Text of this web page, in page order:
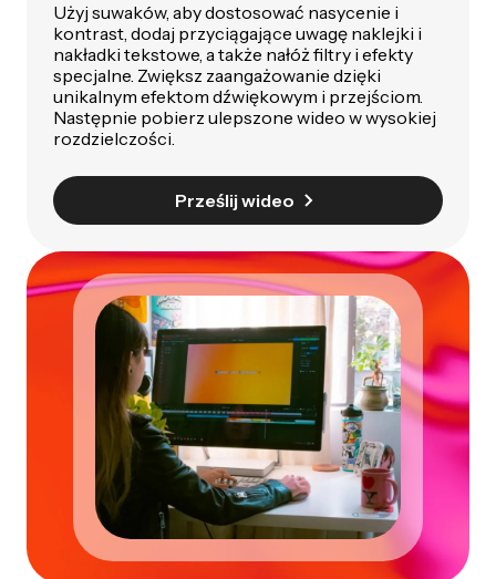
Użyj suwaków, aby dostosować nasycenie i
kontrast, dodaj przyciągające uwagę naklejki i
nakładki tekstowe, a także nałóż filtry i efekty
specjalne. Zwiększ zaangażowanie dzięki
unikalnym efektom dźwiękowym i przejściom.
Następnie pobierz ulepszone wideo w wysokiej
rozdzielczości.
Prześlij wideo